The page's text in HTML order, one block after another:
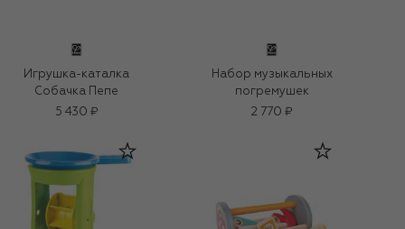
Игрушка-каталка
Собачка Пепе
5 430 ₽
Набор музыкальных
погремушек
2 770 ₽